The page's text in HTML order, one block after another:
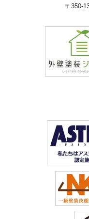
〒350-